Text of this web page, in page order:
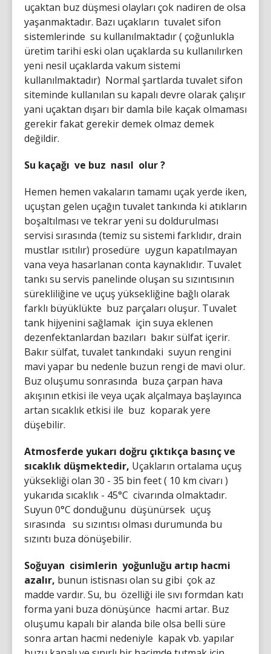
uçaktan buz düşmesi olayları çok nadiren de olsa
yaşanmaktadır. Bazı uçakların tuvalet sifon
sistemlerinde su kullanılmaktadır ( çoğunlukla
üretim tarihi eski olan uçaklarda su kullanılırken
yeni nesil uçaklarda vakum sistemi
kullanılmaktadır) Normal şartlarda tuvalet sifon
siteminde kullanılan su kapalı devre olarak çalışır
yani uçaktan dışarı bir damla bile kaçak olmaması
gerekir fakat gerekir demek olmaz demek
değildir.
Su kaçağı ve buz nasıl olur ?
Hemen hemen vakaların tamamı uçak yerde iken,
uçuştan gelen uçağın tuvalet tankında ki atıkların
boşaltılması ve tekrar yeni su doldurulması
servisi sırasında (temiz su sistemi farklıdır, drain
mustlar ısıtılır) prosedüre uygun kapatılmayan
vana veya hasarlanan conta kaynaklıdır. Tuvalet
tankı su servis panelinde oluşan su sızıntısının
sürekliliğine ve uçuş yüksekliğine bağlı olarak
farklı büyüklükte buz parçaları oluşur. Tuvalet
tank hijyenini sağlamak için suya eklenen
dezenfektanlardan bazıları bakır sülfat içerir.
Bakır sülfat, tuvalet tankındaki suyun rengini
mavi yapar bu nedenle buzun rengi de mavi olur.
Buz oluşumu sonrasında buza çarpan hava
akışının etkisi ile veya uçak alçalmaya başlayınca
artan sıcaklık etkisi ile buz koparak yere
düşebilir.
Atmosferde yukarı doğru çıktıkça basınç ve
sıcaklık düşmektedir, Uçakların ortalama uçuş
yüksekliği olan 30 - 35 bin feet ( 10 km civarı )
yukarıda sıcaklık - 45°C civarında olmaktadır.
Suyun 0°C donduğunu düşünürsek uçuş
sırasında su sızıntısı olması durumunda bu
sızıntı buza dönüşebilir.
Soğuyan cisimlerin yoğunluğu artıp hacmi
azalır, bunun istisnası olan su gibi çok az
madde vardır. Su, bu özelliği ile sıvı formdan katı
forma yani buza dönüşünce hacmi artar. Buz
oluşumu kapalı bir alanda bile olsa belli süre
sonra artan hacmi nedeniyle kapak vb. yapılar